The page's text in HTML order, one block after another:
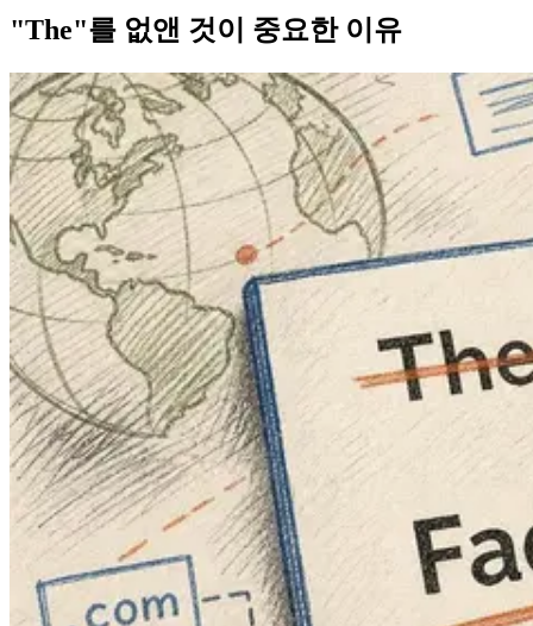
"The"를 없앤 것이 중요한 이유